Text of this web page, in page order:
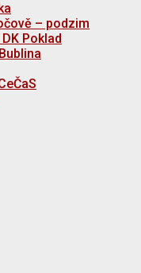
– podzim
Poklad